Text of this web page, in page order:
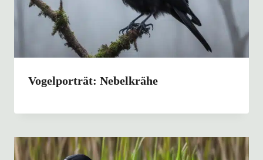
Vogelporträt: Nebelkrähe